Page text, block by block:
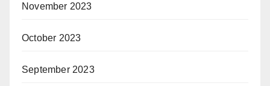
November 2023
October 2023
September 2023